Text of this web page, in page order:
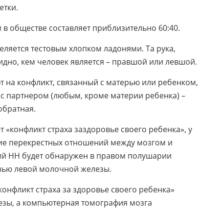
составляет приблизительно 60:40.
тестовым хлопком ладонями. Та рука,
кем человек является – правшой или левшой.
конфликт, связанный с матерью или ребенком,
партнером (любым, кроме материи ребенка) –
страха заздоровье своего ребенка», у
перекрестных отношений между мозгом и
НН будет обнаружен в правом полушарии
левой молочной железы.
страха за здоровье своего ребенка»
а компьютерная томография мозга